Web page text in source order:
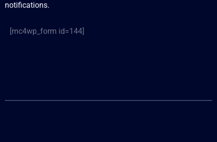
notifications.
[mc4wp_form id=144]